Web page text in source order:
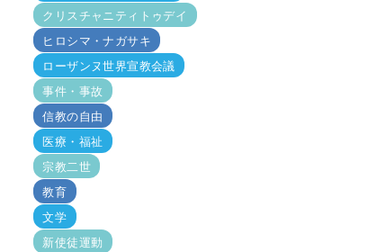
クリスチャニティトゥデイ
ヒロシマ・ナガサキ
ローザンヌ世界宣教会議
事件・事故
信教の自由
医療・福祉
宗教二世
教育
文学
新使徒運動